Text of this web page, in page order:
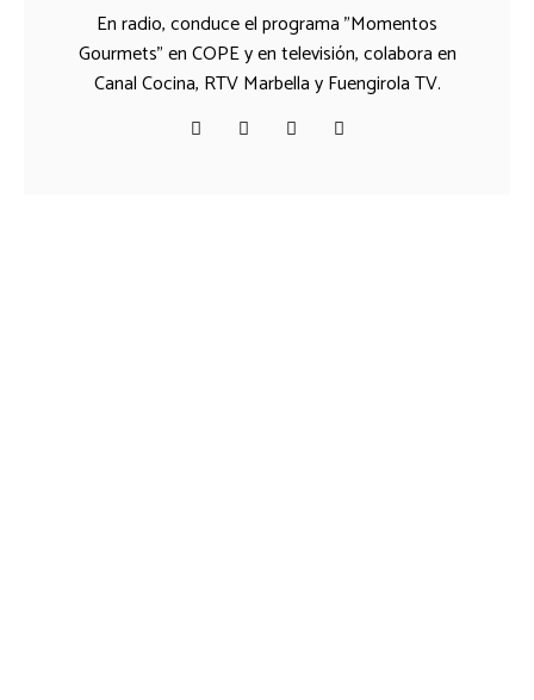
En radio, conduce el programa "Momentos
Gourmets" en COPE y en televisión, colabora en
Canal Cocina, RTV Marbella y Fuengirola TV.